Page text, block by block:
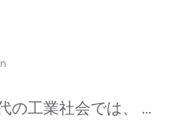
の工業社会では、 …